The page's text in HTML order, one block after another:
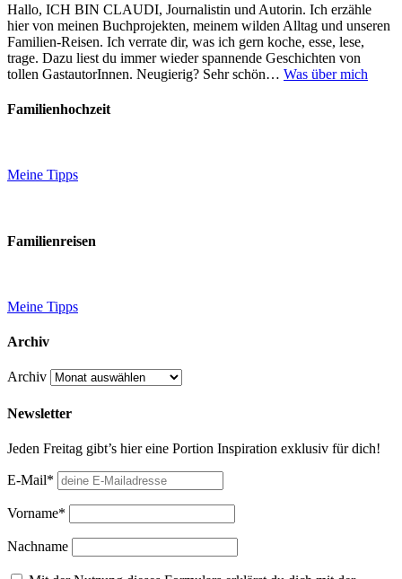
Hallo, ICH BIN CLAUDI, Journalistin und Autorin. Ich erzähle
hier von meinen Buchprojekten, meinem wilden Alltag und unseren
Familien-Reisen. Ich verrate dir, was ich gern koche, esse, lese,
trage. Dazu liest du immer wieder spannende Geschichten von
tollen GastautorInnen. Neugierig? Sehr schön… Was über mich
Familienhochzeit
Meine Tipps
Familienreisen
Meine Tipps
Archiv
Archiv
Newsletter
Jeden Freitag gibt’s hier eine Portion Inspiration exklusiv für dich!
E-Mail*
Vorname*
Nachname